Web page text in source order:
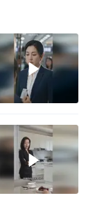
个结
构建更高水平的全民健身公共服务体系